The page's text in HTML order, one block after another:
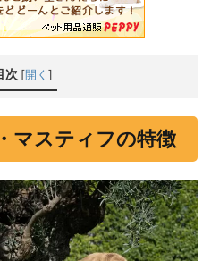
次 [開く ]
マスティフの特徴